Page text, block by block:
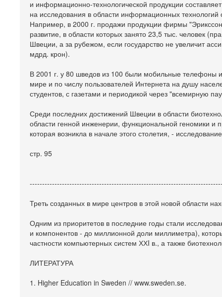
и информационно-технологической продукции
на исследования в области информационных
Например, в 2000 г. продажи продукции фирмы
развитие, в области которых занято 23,5 тыс. человек
Швеции, а за рубежом, если государство не увеличит
мдрд. крон).
В 2001 г. у 80 шведов из 100 были мобильные
мире и по числу пользователей Интернета на душу
студентов, с газетами и периодикой через "всемирную
Среди последних достижений Швеции в области
области генной инженерии, функциональной геномики
которая возникла в начале этого столетия, -
стр. 95
Треть созданных в мире центров в этой новой области
Одним из приоритетов в последние годы стали
и компонентов - до миллионной доли миллиметра),
частности компьютерных систем ХХI в., а также
ЛИТЕРАТУРА
1. Higher Education in Sweden // www.sweden.se.